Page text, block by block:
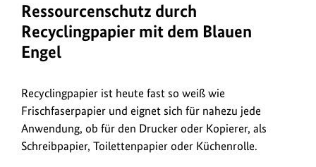
Ressourcenschutz durch
Recyclingpapier mit dem Blauen
Engel
Recyclingpapier ist heute fast so weiß wie
Frischfaserpapier und eignet sich für nahezu jede
Anwendung, ob für den Drucker oder Kopierer, als
Schreibpapier, Toilettenpapier oder Küchenrolle.